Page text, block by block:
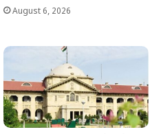
August 6, 2026